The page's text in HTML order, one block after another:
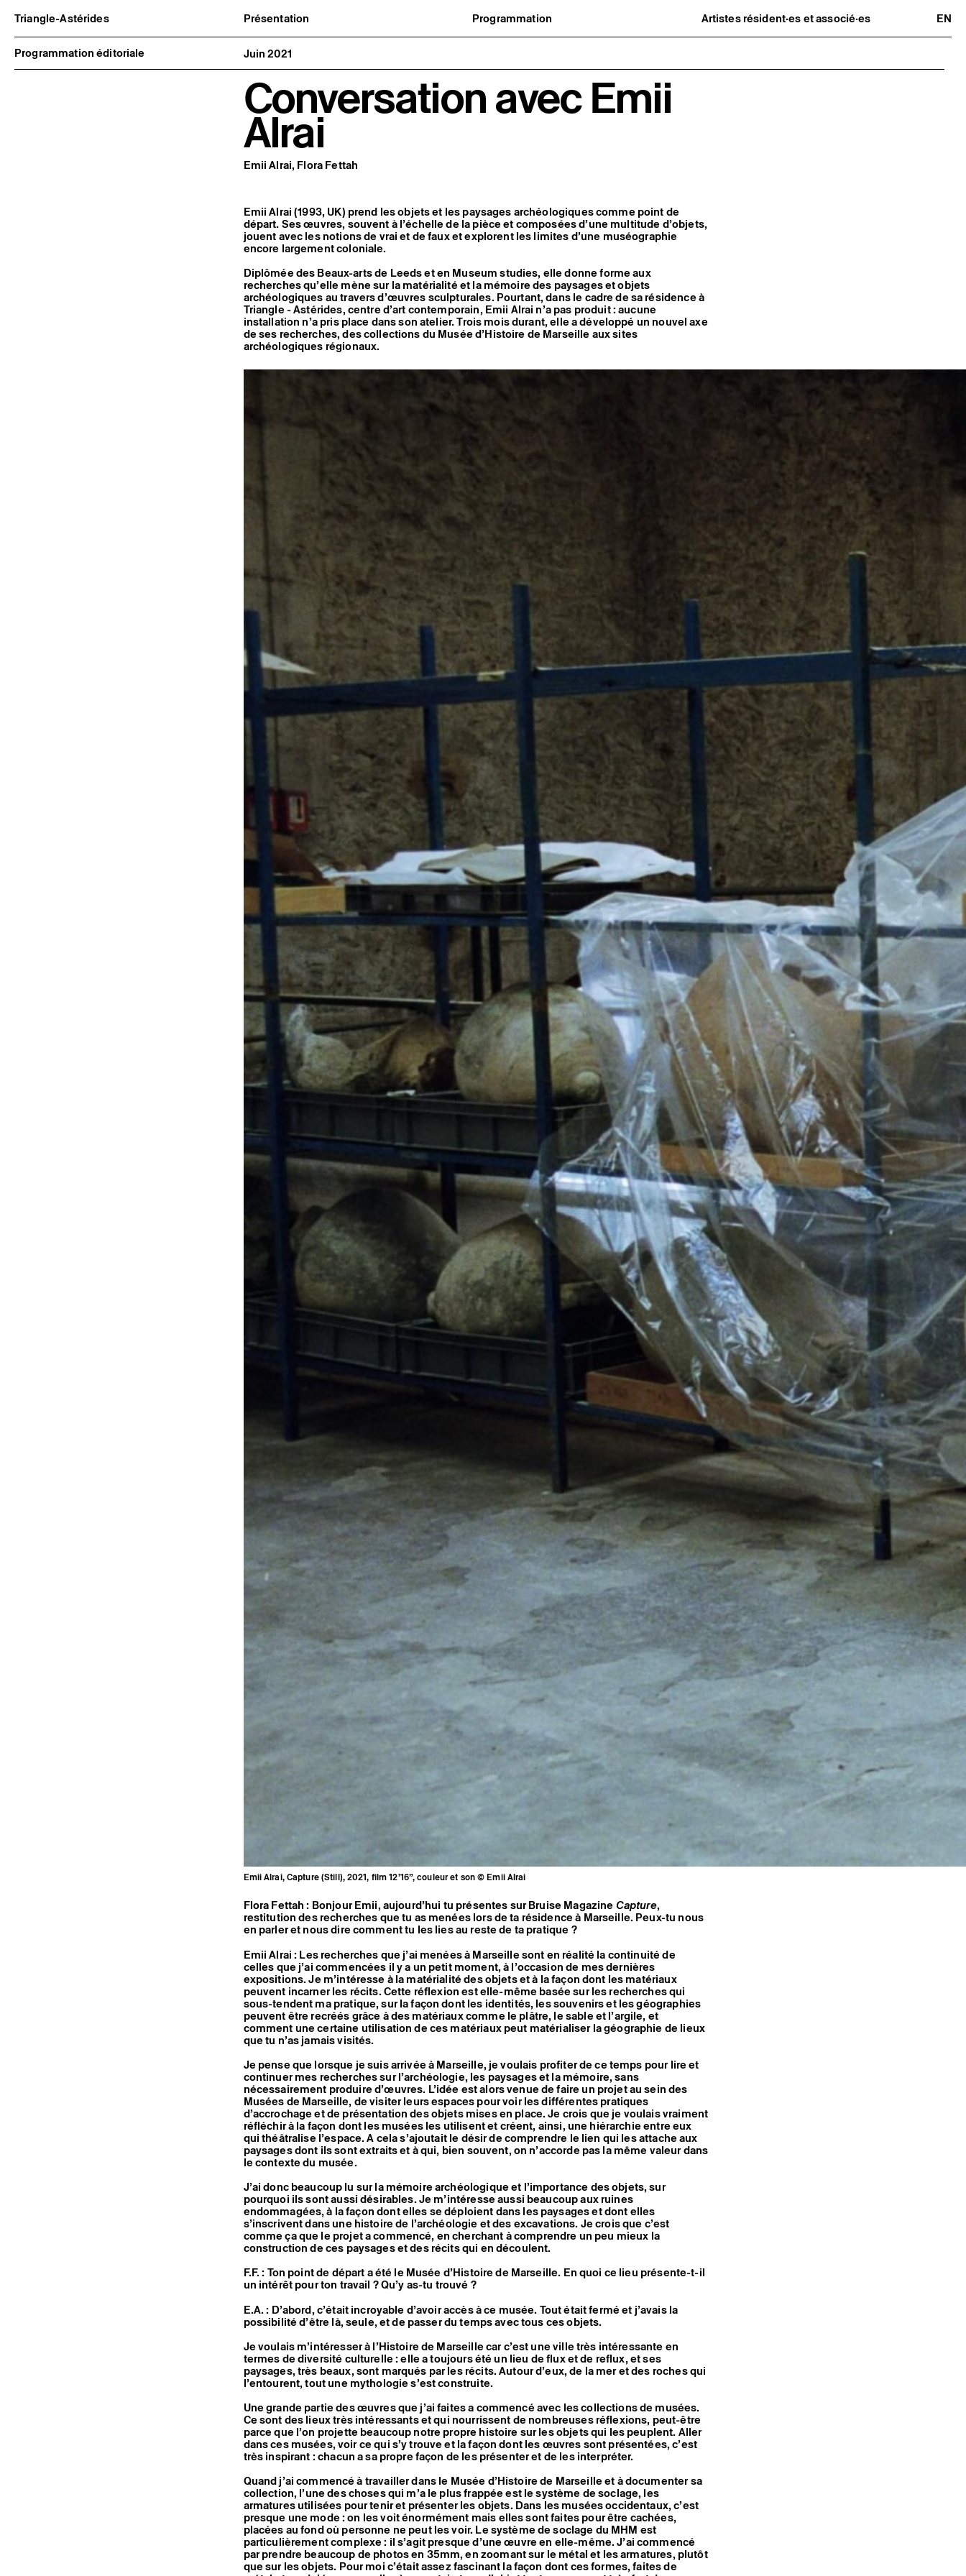
Triangle-Astérides Présentation Programmation Artistes résident·es et associé·es
EN
Centre d’art contemporain
d’intérêt national
et résidence internationale d'artistes
À propos
Équipe et gouvernance
Partenaires et réseaux
Formation professionnelle
Adhérer / nous soutenir
Rapports d'activité
Informations pratiques
Agenda : en cours et à venir
Programmation éditoriale
Publics associés
Les Nouveaux Commanditaires
Résident·es
Ancien·nes résident·es et artistes
Programmation éditoriale Juin 2021
Conversation avec Emii
Alrai
Emii Alrai, Flora Fettah
Emii Alrai (1993, UK) prend les objets et les paysages archéologiques comme point de
départ. Ses œuvres, souvent à l’échelle de la pièce et composées d’une multitude d’objets,
jouent avec les notions de vrai et de faux et explorent les limites d’une muséographie
encore largement coloniale.
Diplômée des Beaux-arts de Leeds et en Museum studies, elle donne forme aux
recherches qu’elle mène sur la matérialité et la mémoire des paysages et objets
archéologiques au travers d’œuvres sculpturales. Pourtant, dans le cadre de sa résidence à
Triangle - Astérides, centre d’art contemporain, Emii Alrai n’a pas produit : aucune
installation n’a pris place dans son atelier. Trois mois durant, elle a développé un nouvel axe
de ses recherches, des collections du Musée d’Histoire de Marseille aux sites
archéologiques régionaux.
Emii Alrai, Capture (Still), 2021, film 12’16”, couleur et son © Emii Alrai
Flora Fettah : Bonjour Emii, aujourd’hui tu présentes sur Bruise MagazineCapture,
restitution des recherches que tu as menées lors de ta résidence à Marseille. Peux-tu nous
en parler et nous dire comment tu les lies au reste de ta pratique ?
Emii Alrai : Les recherches que j’ai menées à Marseille sont en réalité la continuité de
celles que j’ai commencées il y a un petit moment, à l’occasion de mes dernières
expositions. Je m’intéresse à la matérialité des objets et à la façon dont les matériaux
peuvent incarner les récits. Cette réflexion est elle-même basée sur les recherches qui
sous-tendent ma pratique, sur la façon dont les identités, les souvenirs et les géographies
peuvent être recréés grâce à des matériaux comme le plâtre, le sable et l’argile, et
comment une certaine utilisation de ces matériaux peut matérialiser la géographie de lieux
que tu n’as jamais visités.
Je pense que lorsque je suis arrivée à Marseille, je voulais profiter de ce temps pour lire et
continuer mes recherches sur l’archéologie, les paysages et la mémoire, sans
nécessairement produire d’œuvres. L’idée est alors venue de faire un projet au sein des
Musées de Marseille, de visiter leurs espaces pour voir les différentes pratiques
d’accrochage et de présentation des objets mises en place. Je crois que je voulais vraiment
réfléchir à la façon dont les musées les utilisent et créent, ainsi, une hiérarchie entre eux
qui théâtralise l’espace. A cela s’ajoutait le désir de comprendre le lien qui les attache aux
paysages dont ils sont extraits et à qui, bien souvent, on n’accorde pas la même valeur dans
le contexte du musée.
J’ai donc beaucoup lu sur la mémoire archéologique et l’importance des objets, sur
pourquoi ils sont aussi désirables. Je m’intéresse aussi beaucoup aux ruines
endommagées, à la façon dont elles se déploient dans les paysages et dont elles
s’inscrivent dans une histoire de l’archéologie et des excavations. Je crois que c’est
comme ça que le projet a commencé, en cherchant à comprendre un peu mieux la
construction de ces paysages et des récits qui en découlent.
F.F. : Ton point de départ a été le Musée d’Histoire de Marseille. En quoi ce lieu présente-t-il
un intérêt pour ton travail ? Qu’y as-tu trouvé ?
E.A. : D’abord, c’était incroyable d’avoir accès à ce musée. Tout était fermé et j’avais la
possibilité d’être là, seule, et de passer du temps avec tous ces objets.
Je voulais m’intéresser à l’Histoire de Marseille car c’est une ville très intéressante en
termes de diversité culturelle : elle a toujours été un lieu de flux et de reflux, et ses
paysages, très beaux, sont marqués par les récits. Autour d’eux, de la mer et des roches qui
l’entourent, tout une mythologie s’est construite.
Une grande partie des œuvres que j’ai faites a commencé avec les collections de musées.
Ce sont des lieux très intéressants et qui nourrissent de nombreuses réflexions, peut-être
parce que l’on projette beaucoup notre propre histoire sur les objets qui les peuplent. Aller
dans ces musées, voir ce qui s’y trouve et la façon dont les œuvres sont présentées, c’est
très inspirant : chacun a sa propre façon de les présenter et de les interpréter.
Quand j’ai commencé à travailler dans le Musée d’Histoire de Marseille et à documenter sa
collection, l’une des choses qui m’a le plus frappée est le système de soclage, les
armatures utilisées pour tenir et présenter les objets. Dans les musées occidentaux, c’est
presque une mode : on les voit énormément mais elles sont faites pour être cachées,
placées au fond où personne ne peut les voir. Le système de soclage du MHM est
particulièrement complexe : il s’agit presque d’une œuvre en elle-même. J’ai commencé
par prendre beaucoup de photos en 35mm, en zoomant sur le métal et les armatures, plutôt
que sur les objets. Pour moi c’était assez fascinant la façon dont ces formes, faites de